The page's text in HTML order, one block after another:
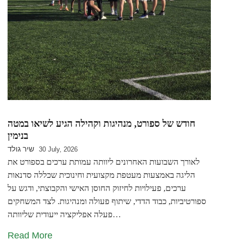
חודש של ספורט, מנהיגות וקהילה הגיע לשיאו במטה
בנימין
שיר גולד 30 July, 2026
לאורך השבועות האחרונים ליוותה עמותת ערכים בספורט את
הליגה באמצעות מעטפת מקצועית וחינוכית שכללה סדנאות
ערכים, פעילויות לחיזוק החוסן האישי והקבוצתי, ודגש על
ספורטיביות, כבוד הדדי, שיתוף פעולה ומנהיגות. לצד המשחקים
פעלה אפליקציה ייעודית שליוותה…
Read More